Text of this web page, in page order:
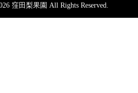
窪田梨果園 All Rights Reserved.